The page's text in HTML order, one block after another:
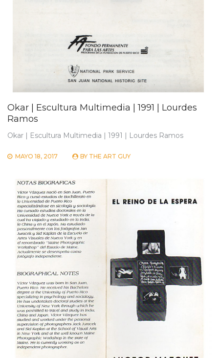
Okar | Escultura Multimedia | 1991 | Lourdes
Ramos
Okar | Escultura Multimedia | 1991 | Lourdes Ramos
MAYO 18, 2017 BY THE ART GUY